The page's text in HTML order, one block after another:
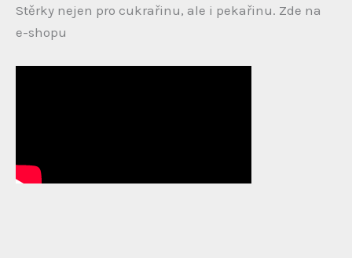
Stěrky nejen pro cukrařinu, ale i pekařinu. Zde na
e-shopu